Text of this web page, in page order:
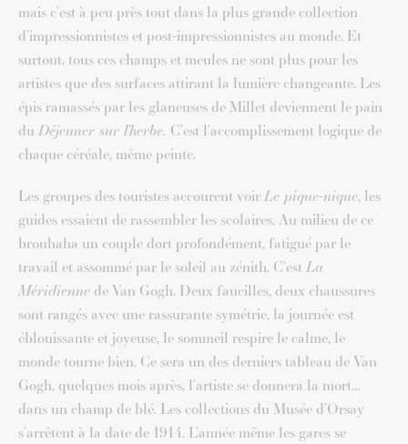
mais c’est à peu près tout dans la plus grande collection
d’impressionnistes et post-impressionnistes au monde. Et
surtout, tous ces champs et meules ne sont plus pour les
artistes que des surfaces attirant la lumière changeante. Les
épis ramassés par les glaneuses de Millet deviennent le pain
du Déjeuner sur l’herbe. C’est l’accomplissement logique de
chaque céréale, même peinte.
Les groupes des touristes accourent voir Le pique-nique, les
guides essaient de rassembler les scolaires. Au milieu de ce
brouhaha un couple dort profondément, fatigué par le
travail et assommé par le soleil au zénith. C’est La
Méridienne de Van Gogh. Deux faucilles, deux chaussures
sont rangés avec une rassurante symétrie, la journée est
éblouissante et joyeuse, le sommeil respire le calme, le
monde tourne bien. Ce sera un des derniers tableau de Van
Gogh, quelques mois après, l’artiste se donnera la mort…
dans un champ de blé. Les collections du Musée d’Orsay
s’arrêtent à la date de 1914. L’année même les gares se